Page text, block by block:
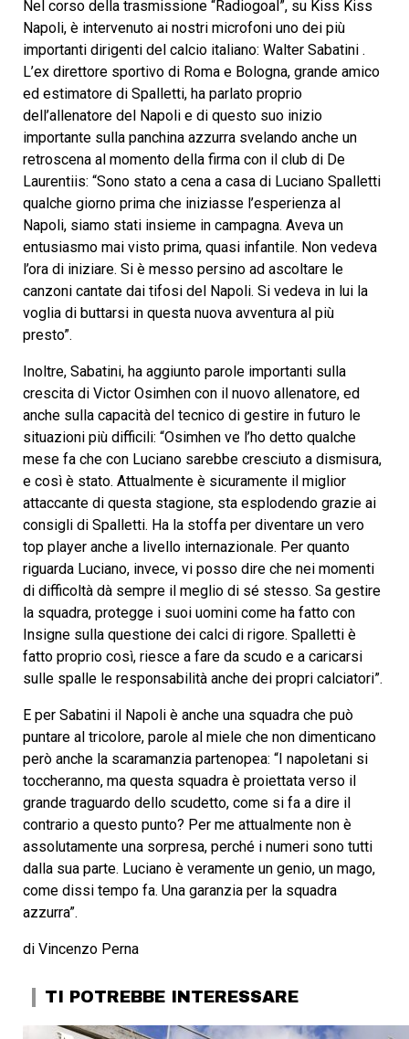
Nel corso della trasmissione “Radiogoal”, su Kiss Kiss
Napoli, è intervenuto ai nostri microfoni uno dei più
importanti dirigenti del calcio italiano: Walter Sabatini .
L’ex direttore sportivo di Roma e Bologna, grande amico
ed estimatore di Spalletti, ha parlato proprio
dell’allenatore del Napoli e di questo suo inizio
importante sulla panchina azzurra svelando anche un
retroscena al momento della firma con il club di De
Laurentiis: “Sono stato a cena a casa di Luciano Spalletti
qualche giorno prima che iniziasse l’esperienza al
Napoli, siamo stati insieme in campagna. Aveva un
entusiasmo mai visto prima, quasi infantile. Non vedeva
l’ora di iniziare. Si è messo persino ad ascoltare le
canzoni cantate dai tifosi del Napoli. Si vedeva in lui la
voglia di buttarsi in questa nuova avventura al più
presto”.
Inoltre, Sabatini, ha aggiunto parole importanti sulla
crescita di Victor Osimhen con il nuovo allenatore, ed
anche sulla capacità del tecnico di gestire in futuro le
situazioni più difficili: “Osimhen ve l’ho detto qualche
mese fa che con Luciano sarebbe cresciuto a dismisura,
e così è stato. Attualmente è sicuramente il miglior
attaccante di questa stagione, sta esplodendo grazie ai
consigli di Spalletti. Ha la stoffa per diventare un vero
top player anche a livello internazionale. Per quanto
riguarda Luciano, invece, vi posso dire che nei momenti
di difficoltà dà sempre il meglio di sé stesso. Sa gestire
la squadra, protegge i suoi uomini come ha fatto con
Insigne sulla questione dei calci di rigore. Spalletti è
fatto proprio così, riesce a fare da scudo e a caricarsi
sulle spalle le responsabilità anche dei propri calciatori”.
E per Sabatini il Napoli è anche una squadra che può
puntare al tricolore, parole al miele che non dimenticano
però anche la scaramanzia partenopea: “I napoletani si
toccheranno, ma questa squadra è proiettata verso il
grande traguardo dello scudetto, come si fa a dire il
contrario a questo punto? Per me attualmente non è
assolutamente una sorpresa, perché i numeri sono tutti
dalla sua parte. Luciano è veramente un genio, un mago,
come dissi tempo fa. Una garanzia per la squadra
azzurra”.
di Vincenzo Perna
TI POTREBBE INTERESSARE